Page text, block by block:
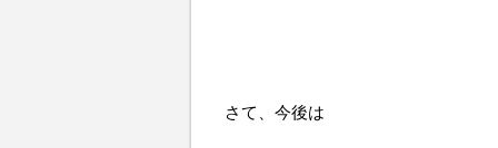
さて、今後は